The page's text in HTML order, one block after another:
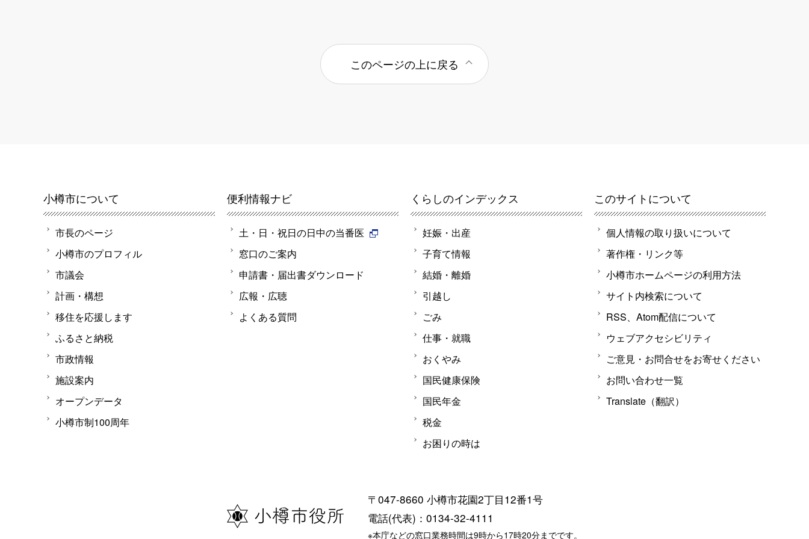
このページの上に戻る
小樽市について
市長のページ
小樽市のプロフィル
市議会
計画・構想
移住を応援します
ふるさと納税
市政情報
施設案内
オープンデータ
小樽市制100周年
便利情報ナビ
土・日・祝日の日中の当番医
窓口のご案内
申請書・届出書ダウンロード
広報・広聴
よくある質問
くらしのインデックス
妊娠・出産
子育て情報
結婚・離婚
引越し
ごみ
仕事・就職
おくやみ
国民健康保険
国民年金
税金
お困りの時は
このサイトについて
個人情報の取り扱いについて
著作権・リンク等
小樽市ホームページの利用方法
サイト内検索について
RSS、Atom配信について
ウェブアクセシビリティ
ご意見・お問合せをお寄せください
お問い合わせ一覧
Translate（翻訳）
〒047-8660 小樽市花園2丁目12番1号
電話(代表)：0134-32-4111
※本庁などの窓口業務時間は9時から17時20分までです。